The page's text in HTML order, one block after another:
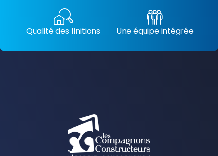
Qualité des finitions Une équipe intégrée